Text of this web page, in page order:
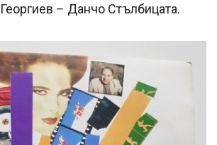
– Данчо Стълбицата.